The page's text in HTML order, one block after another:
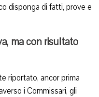
disponga di fatti, prove e
ma con risultato
riportato, ancor prima
i Commissari, gli